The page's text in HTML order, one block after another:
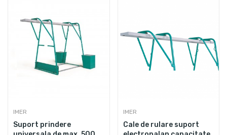
IMER
Suport prindere
IMER
Cale de rulare suport